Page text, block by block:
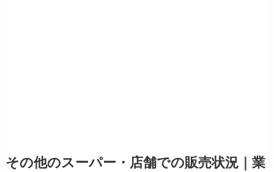
その他のスーパー・店舗での販売状況｜業